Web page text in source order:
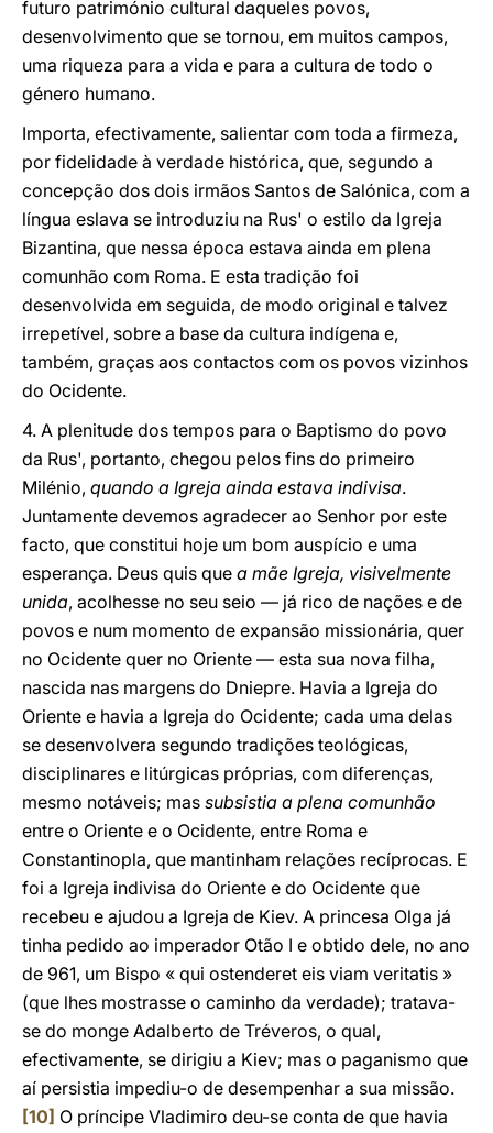
futuro património cultural daqueles povos,
desenvolvimento que se tornou, em muitos campos,
uma riqueza para a vida e para a cultura de todo o
género humano.
Importa, efectivamente, salientar com toda a firmeza,
por fidelidade à verdade histórica, que, segundo a
concepção dos dois irmãos Santos de Salónica, com a
língua eslava se introduziu na Rus' o estilo da Igreja
Bizantina, que nessa época estava ainda em plena
comunhão com Roma. E esta tradição foi
desenvolvida em seguida, de modo original e talvez
irrepetível, sobre a base da cultura indígena e,
também, graças aos contactos com os povos vizinhos
do Ocidente.
4. A plenitude dos tempos para o Baptismo do povo
da Rus', portanto, chegou pelos fins do primeiro
Milénio, quando a Igreja ainda estava indivisa.
Juntamente devemos agradecer ao Senhor por este
facto, que constitui hoje um bom auspício e uma
esperança. Deus quis que a mãe Igreja, visivelmente
unida, acolhesse no seu seio — já rico de nações e de
povos e num momento de expansão missionária, quer
no Ocidente quer no Oriente — esta sua nova filha,
nascida nas margens do Dniepre. Havia a Igreja do
Oriente e havia a Igreja do Ocidente; cada uma delas
se desenvolvera segundo tradições teológicas,
disciplinares e litúrgicas próprias, com diferenças,
mesmo notáveis; mas subsistia a plena comunhão
entre o Oriente e o Ocidente, entre Roma e
Constantinopla, que mantinham relações recíprocas. E
foi a Igreja indivisa do Oriente e do Ocidente que
recebeu e ajudou a Igreja de Kiev. A princesa Olga já
tinha pedido ao imperador Otão I e obtido dele, no ano
de 961, um Bispo « qui ostenderet eis viam veritatis »
(que lhes mostrasse o caminho da verdade); tratava-
se do monge Adalberto de Tréveros, o qual,
efectivamente, se dirigiu a Kiev; mas o paganismo que
aí persistia impediu-o de desempenhar a sua missão.
[10] O príncipe Vladimiro deu-se conta de que havia